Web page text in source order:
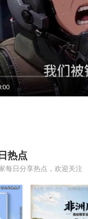
热点
每日分享热点，欢迎关注